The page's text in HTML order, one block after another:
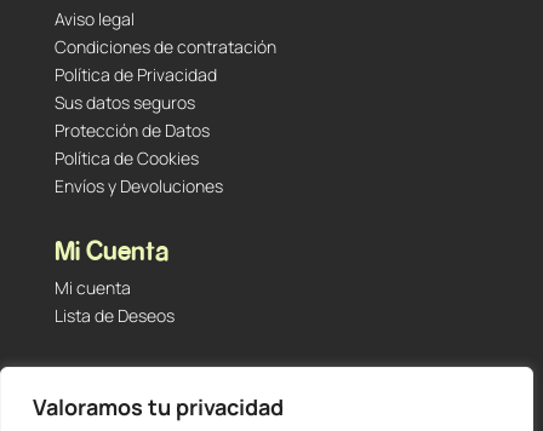
Valoramos tu privacidad
Aviso legal
Condiciones de contratación
Política de Privacidad
Sus datos seguros
Protección de Datos
Política de Cookies
Envíos y Devoluciones
Mi Cuenta
Mi cuenta
Lista de Deseos
Tu Tienda de Segunda Mano, Sambara #101 (Madrid,